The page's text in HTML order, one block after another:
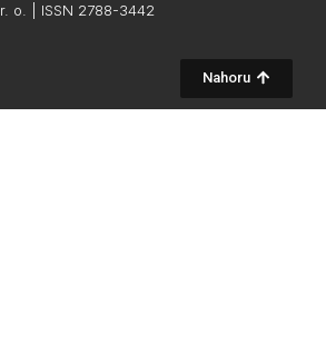
r. o. | ISSN 2788-3442
Nahoru